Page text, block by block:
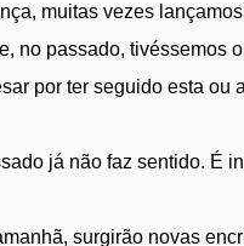
muitas vezes
no passado, tivéssemos
por ter seguido esta ou
já não faz sentido. É
surgirão novas